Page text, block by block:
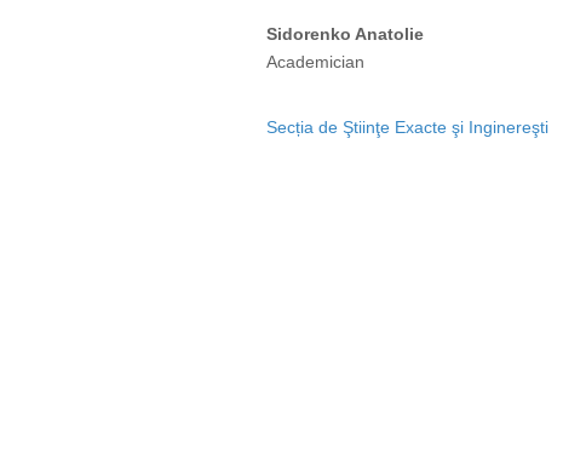
Sidorenko Anatolie
Academician
Secția de Ştiinţe Exacte şi Inginereşti